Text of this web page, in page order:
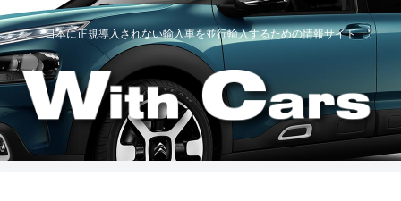
日本に正規導入されない輸入車を並行輸入するための情報サイト